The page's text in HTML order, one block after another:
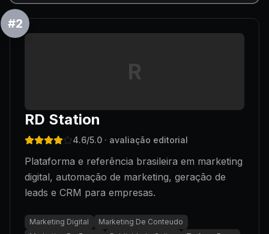
#2
R
RD Station
4.6/5.0 · avaliação editorial
Plataforma e referência brasileira em marketing
digital, automação de marketing, geração de
leads e CRM para empresas.
Marketing Digital
Marketing De Conteudo